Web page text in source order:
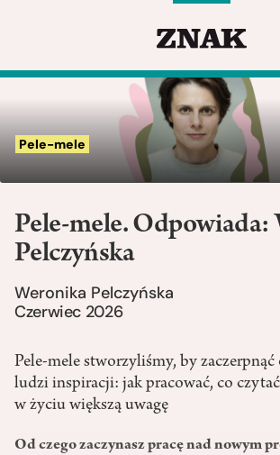
Pele-mele
Pele-mele. Odpowiada:
Pelczyńska
Weronika Pelczyńska
Czerwiec 2026
Pele-mele stworzyliśmy, by
ludzi inspiracji: jak pracować, co
w życiu większą uwagę
Od czego zaczynasz pracę nad nowym